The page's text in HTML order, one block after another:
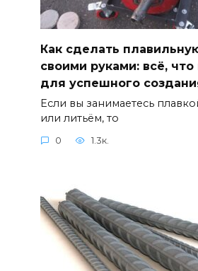
Как сделать
своими руками: всё, что
для успешного
Если вы занимаетесь
или литьём, то
0 1.3к.